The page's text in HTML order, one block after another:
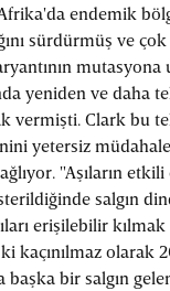
endemik
sürdürmüş ve
mutasyona
yeniden ve daha
vermişti. Clark bu
yetersiz
"Aşıların
salgın
erişilebilir
kaçınılmaz olarak
başka bir salgın